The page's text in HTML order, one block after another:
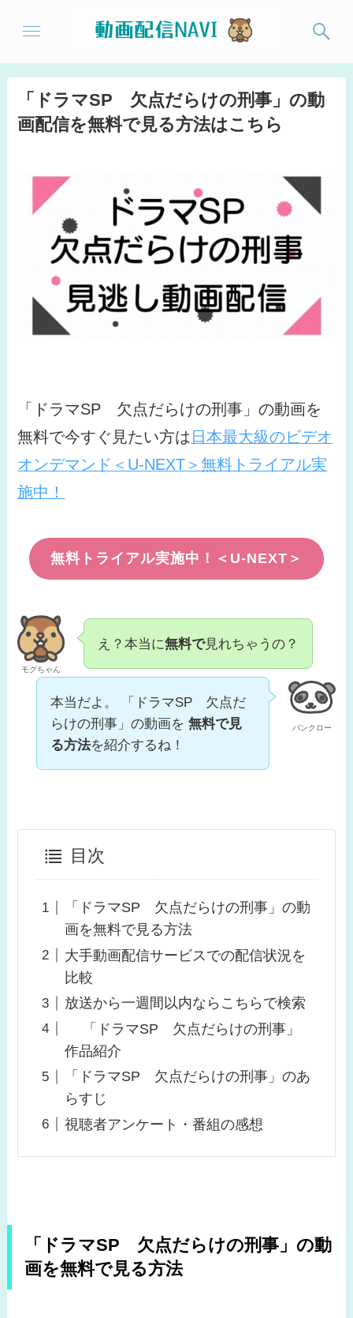
「ドラマSP 欠点だらけの刑事」の動
画配信を無料で見る方法はこちら
「ドラマSP 欠点だらけの刑事」の動画を
無料で今すぐ見たい方は 日本最大級のビデオ
オンデマンド＜U-NEXT＞無料トライアル実
施中！
無料トライアル実施中！＜U-NEXT＞
モグちゃん
え？本当に無料で見れちゃうの？
パンクロー
本当だよ。 「ドラマSP 欠点だ
らけの刑事」の動画を無料で見
る方法を紹介するね！
目次
「ドラマSP 欠点だらけの刑事」の動
画を無料で見る方法
大手動画配信サービスでの配信状況を
比較
放送から一週間以内ならこちらで検索
「ドラマSP 欠点だらけの刑事」
作品紹介
「ドラマSP 欠点だらけの刑事」のあ
らすじ
視聴者アンケート・番組の感想
「ドラマSP 欠点だらけの刑事」の動
画を無料で見る方法